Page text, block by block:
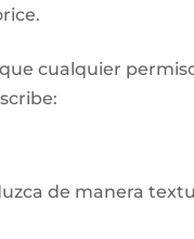
cualquier
de manera